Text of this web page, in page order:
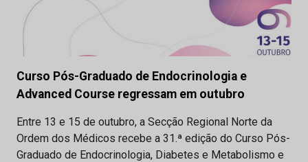
Curso Pós-Graduado de Endocrinologia e
Advanced Course regressam em outubro
Entre 13 e 15 de outubro, a Secção Regional Norte da
Ordem dos Médicos recebe a 31.ª edição do Curso Pós-
Graduado de Endocrinologia, Diabetes e Metabolismo e